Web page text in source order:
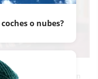
tiene una explicación
o nubes?